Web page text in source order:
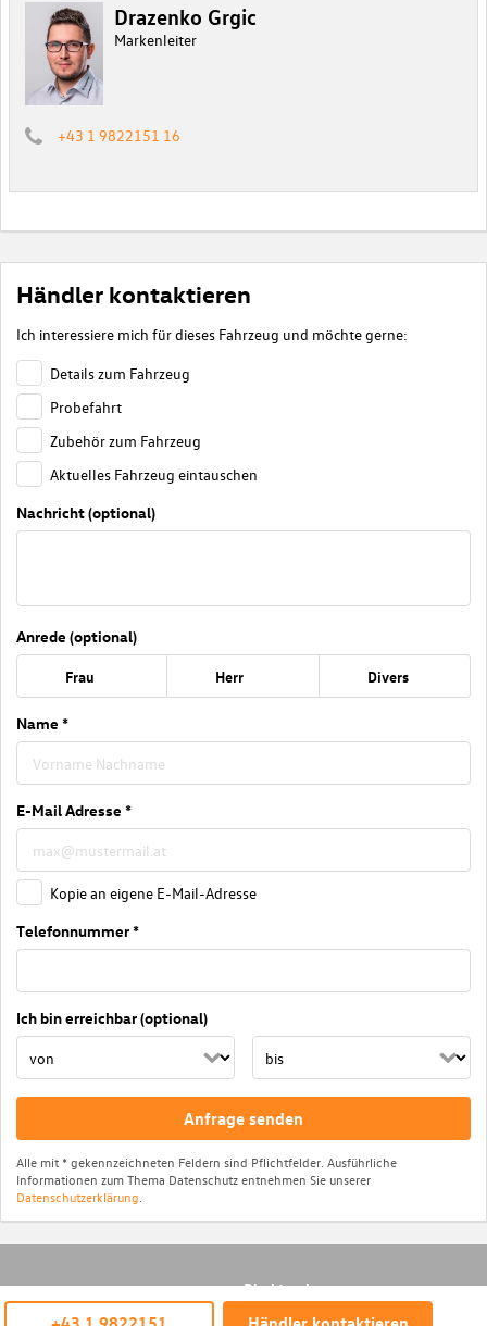
Drazenko Grgic
Markenleiter
+43 1 9822151 16
Händler kontaktieren
Ich interessiere mich für dieses Fahrzeug und möchte gerne:
Details zum Fahrzeug
Probefahrt
Zubehör zum Fahrzeug
Aktuelles Fahrzeug eintauschen
Nachricht (optional)
Anrede (optional)
Frau Herr Divers
Name *
E-Mail Adresse *
Kopie an eigene E-Mail-Adresse
Telefonnummer *
Ich bin erreichbar (optional)
Anfrage senden
Alle mit * gekennzeichneten Feldern sind Pflichtfelder. Ausführliche
Informationen zum Thema Datenschutz entnehmen Sie unserer
Datenschutzerklärung.
Direktsuche